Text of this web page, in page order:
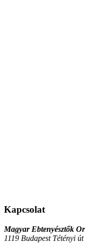
Kapcsolat
Magyar Ebtenyésztők
1119 Budapest Tétényi